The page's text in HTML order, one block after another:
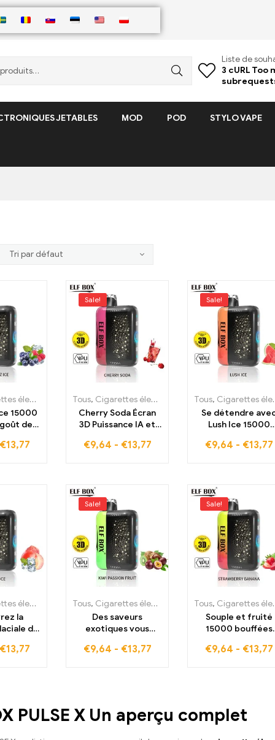
Liste de
3 cURL Too
JETABLES MOD POD STYLO VAPE
jetables ,Cigarettes électroniques jetables Estonie,
15000
de
X
13,77
Sale!
Tous, Cigarettes électroniques jetables ,Cigarettes
Cherry Soda Écran
3D Puissance IA et
la boîte ELF PULSE X
€9,64 - €13,77
Sale!
Tous, Cigarettes électroniques jetables
Se détendre
Lush Ice 15000
pulsation avec la
€9,64 - €13,77
jetables ,Cigarettes électroniques jetables Estonie,
la
de
mode
13,77
Sale!
Tous, Cigarettes électroniques jetables ,Cigarettes
Des saveurs
exotiques vous
Passion Fruit ELF BOX
€9,64 - €13,77
Sale!
Tous, Cigarettes électroniques jetables
Souple et fruité
15000 bouffées
dans l'ELF BOX
€9,64 - €13,77
PULSE X Un aperçu complet